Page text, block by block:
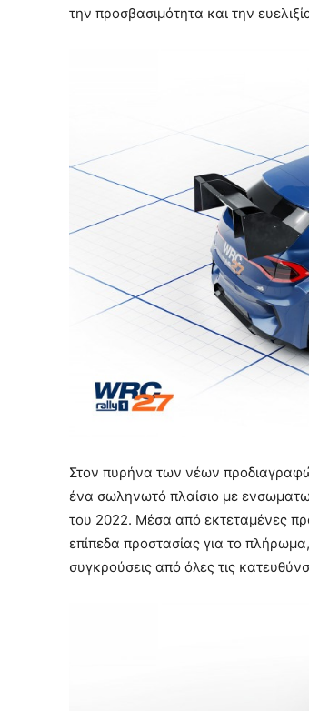
την προσβασιμότητα και την
Στον πυρήνα των νέων
ένα σωληνωτό πλαίσιο με
του 2022. Μέσα από εκτεταμένες
επίπεδα προστασίας για το
συγκρούσεις από όλες τις